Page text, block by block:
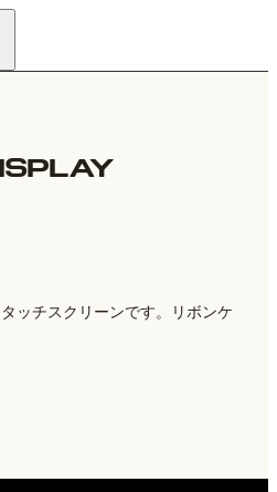
ッチスクリーンです。リボンケ